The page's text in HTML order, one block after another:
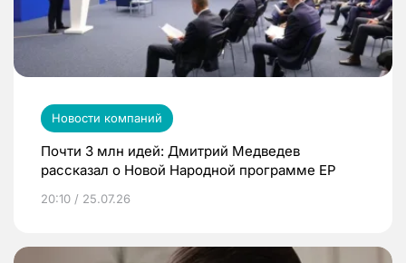
Новости компаний
Почти 3 млн идей: Дмитрий Медведев
рассказал о Новой Народной программе ЕР
20:10 / 25.07.26